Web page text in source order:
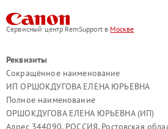
Сервисный центр RemSupport в Москве
Реквизиты
Сокращённое наименование
ИП ОРШОКДУГОВА ЕЛЕНА ЮРЬЕВНА
Полное наименование
ОРШОКДУГОВА ЕЛЕНА ЮРЬЕВНА (ИП)
Адрес 344090, РОССИЯ, Ростовская